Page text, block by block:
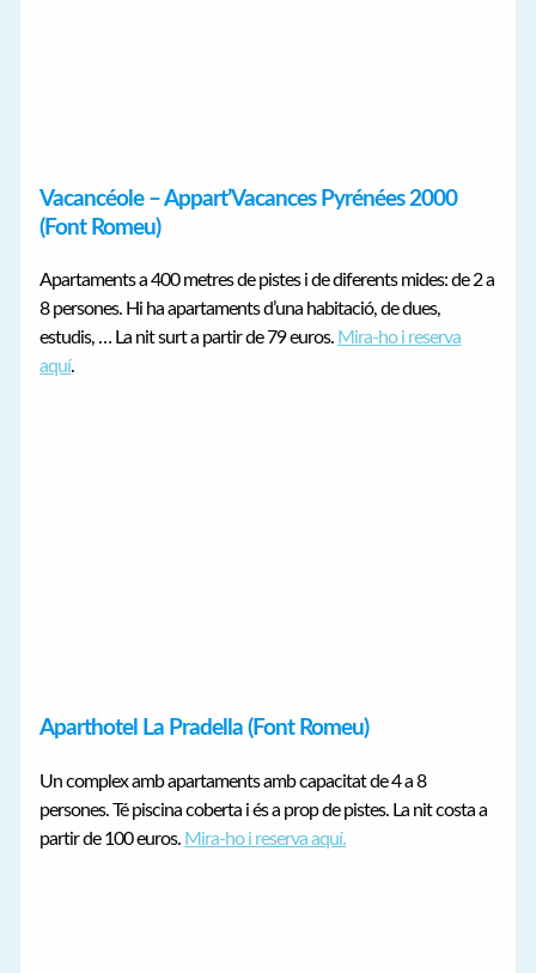
Vacancéole – Appart’Vacances Pyrénées 2000
(Font Romeu)
Apartaments a 400 metres de pistes i de diferents mides: de 2 a
8 persones. Hi ha apartaments d’una habitació, de dues,
estudis, … La nit surt a partir de 79 euros. Mira-ho i reserva
aquí.
Aparthotel La Pradella (Font Romeu)
Un complex amb apartaments amb capacitat de 4 a 8
persones. Té piscina coberta i és a prop de pistes. La nit costa a
partir de 100 euros. Mira-ho i reserva aquí.